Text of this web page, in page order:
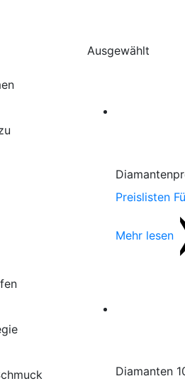
Ausgewählt
Preislisten
Mehr lesen
Diamanten